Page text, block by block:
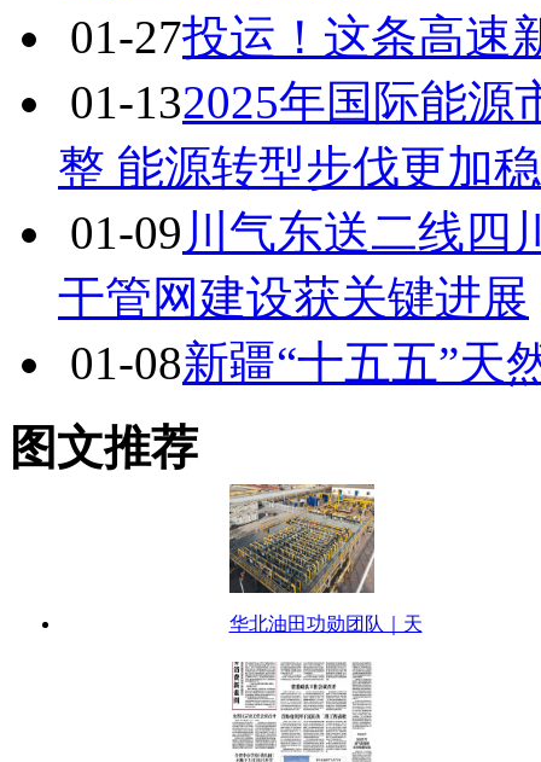
01-27投运！这条高速
01-132025年国际能源
整 能源转型步伐更加
01-09 川气东送二线四
干管网建设获关键进展
01-08新疆“十五五”天
图文推荐
华北油田功勋团队｜天